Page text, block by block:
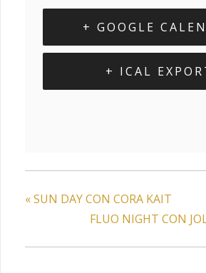
+ GOOGLE
+ ICAL
«SUN DAY CON CORA KAIT
FLUO NIGHT CON